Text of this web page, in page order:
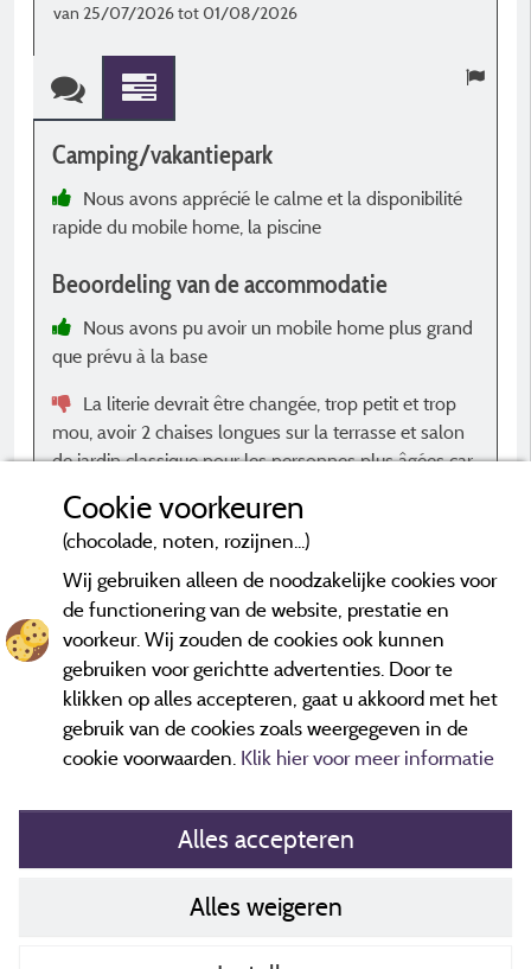
van 25/07/2026 tot 01/08/2026
Camping/vakantiepark
Nous avons apprécié le calme et la disponibilité
rapide du mobile home, la piscine
Beoordeling van de accommodatie
Nous avons pu avoir un mobile home plus grand
que prévu à la base
La literie devrait être changée, trop petit et trop
mou, avoir 2 chaises longues sur la terrasse et salon
de jardin classique pour les personnes plus âgées car
*Beoordelingen die niet ouder zijn dan drie jaar en een controle
hebben ondergaan.Meer informatie
Cookie voorkeuren
(chocolade, noten, rozijnen...)
Wij gebruiken alleen de noodzakelijke cookies voor
de functionering van de website, prestatie en
voorkeur. Wij zouden de cookies ook kunnen
gebruiken voor gerichtte advertenties. Door te
klikken op alles accepteren, gaat u akkoord met het
gebruik van de cookies zoals weergegeven in de
cookie voorwaarden. Klik hier voor meer informatie
Alles accepteren
Alles weigeren